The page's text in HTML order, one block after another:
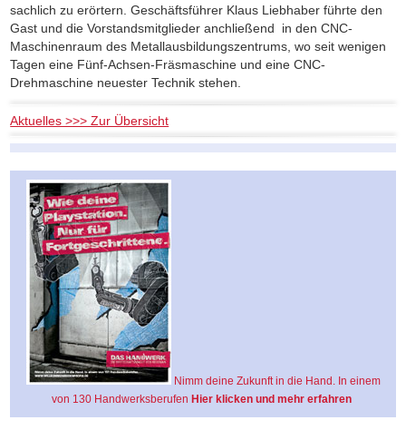
sachlich zu erörtern. Geschäftsführer Klaus Liebhaber führte den
Gast und die Vorstandsmitglieder anchließend in den CNC-
Maschinenraum des Metallausbildungszentrums, wo seit wenigen
Tagen eine Fünf-Achsen-Fräsmaschine und eine CNC-
Drehmaschine neuester Technik stehen.
Aktuelles >>> Zur Übersicht
Nimm deine Zukunft in die Hand. In einem
von 130 Handwerksberufen Hier klicken und mehr erfahren